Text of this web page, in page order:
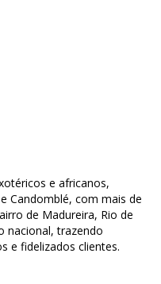
e africanos,
Candomblé, com mais de
de Madureira, Rio de
nacional, trazendo
e fidelizados clientes.